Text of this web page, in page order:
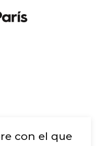
con el que